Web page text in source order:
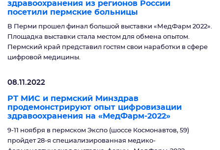
здравоохранения из регионов России
посетили пермские больницы
В Перми прошел финал большой выставки «МедФарм 2022».
Площадка выставки стала местом для обмена опытом.
Пермский край представил гостям свои наработки в сфере
цифровой медицины.
08.11.2022
РТ МИС и пермский Минздрав
продемонстрируют опыт цифровизации
здравоохранения на «МедФарм-2022»
9-11 ноября в пермском Экспо (шоссе Космонавтов, 59)
пройдет 28-я специализированная медико-